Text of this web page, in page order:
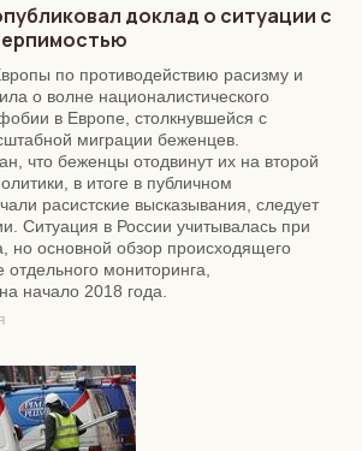
доклад о ситуации с
по противодействию расизму и
о волне националистического
в Европе, столкнувшейся с
миграции беженцев.
что беженцы отодвинут их на второй
в итоге в публичном
расистские высказывания, следует
Ситуация в России учитывалась при
но основной обзор происходящего
мониторинга,
начало 2018 года.